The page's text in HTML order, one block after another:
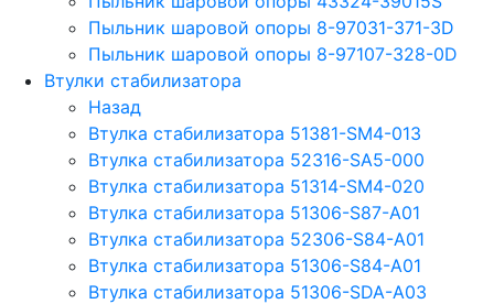
Пыльник шаровой опоры 8-97031-371-3D
Пыльник шаровой опоры 8-97107-328-0D
Втулки стабилизатора
Назад
Втулка стабилизатора 51381-SM4-013
Втулка стабилизатора 52316-SA5-000
Втулка стабилизатора 51314-SM4-020
Втулка стабилизатора 51306-S87-A01
Втулка стабилизатора 52306-S84-A01
Втулка стабилизатора 51306-S84-A01
Втулка стабилизатора 51306-SDA-A03